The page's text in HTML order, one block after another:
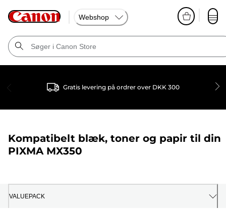
Webshop
Gratis levering på ordrer over DKK 300
Kompatibelt blæk, toner og papir til din
PIXMA MX350
VALUEPACK